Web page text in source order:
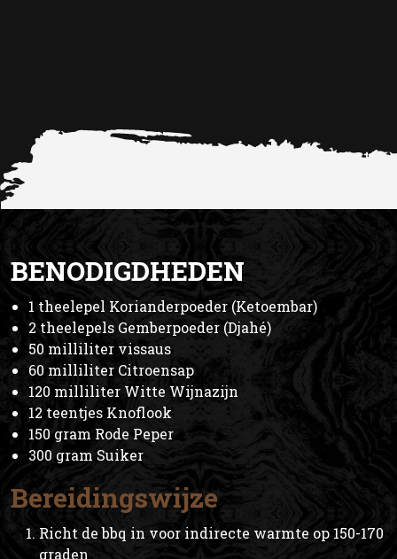
BENODIGDHEDEN
1 theelepel Korianderpoeder (Ketoembar)
2 theelepels Gemberpoeder (Djahé)
50 milliliter vissaus
60 milliliter Citroensap
120 milliliter Witte Wijnazijn
12 teentjes Knoflook
150 gram Rode Peper
300 gram Suiker
Bereidingswijze
Richt de bbq in voor indirecte warmte op 150-170
graden